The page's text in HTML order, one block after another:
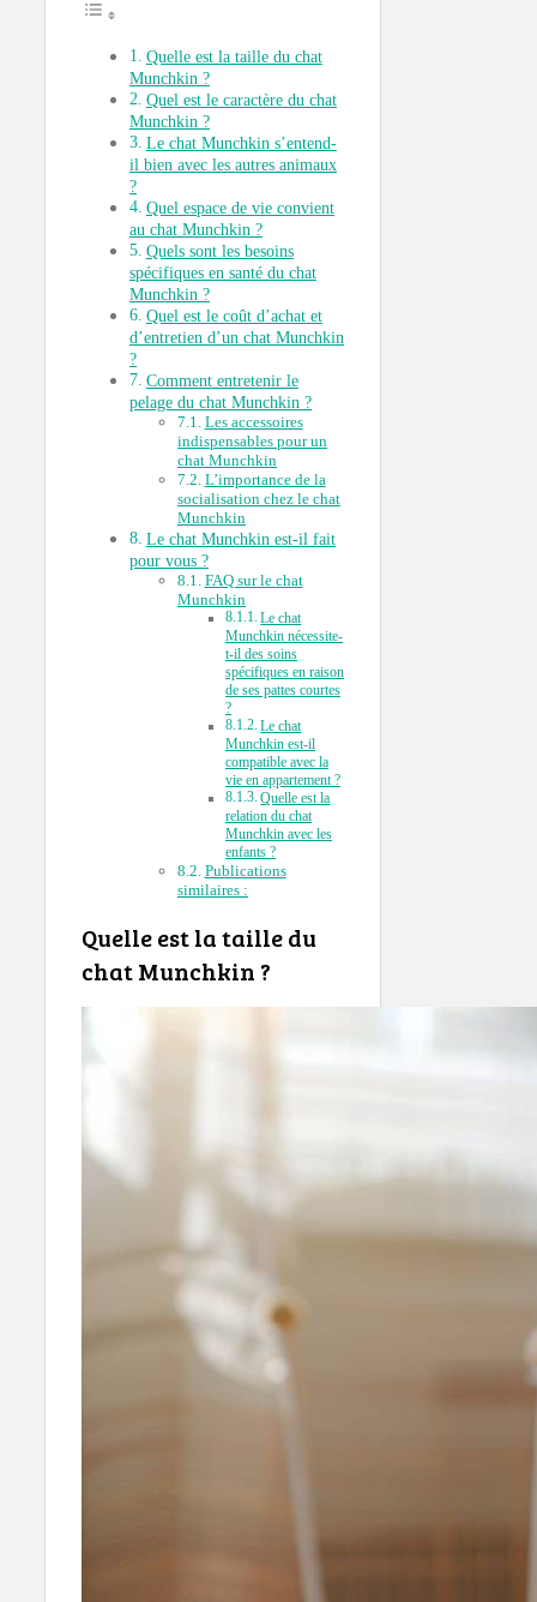
Quelle est la taille du chat
Munchkin ?
Quel est le caractère du chat
Munchkin ?
Le chat Munchkin s’entend-
il bien avec les autres animaux
?
Quel espace de vie convient
au chat Munchkin ?
Quels sont les besoins
spécifiques en santé du chat
Munchkin ?
Quel est le coût d’achat et
d’entretien d’un chat Munchkin
?
Comment entretenir le
pelage du chat Munchkin ?
Les accessoires
indispensables pour un
chat Munchkin
L’importance de la
socialisation chez le chat
Munchkin
Le chat Munchkin est-il fait
pour vous ?
FAQ sur le chat
Munchkin
Le chat
Munchkin nécessite-
t-il des soins
spécifiques en raison
de ses pattes courtes
?
Le chat
Munchkin est-il
compatible avec la
vie en appartement ?
Quelle est la
relation du chat
Munchkin avec les
enfants ?
Publications
similaires :
Quelle est la taille du
chat Munchkin ?